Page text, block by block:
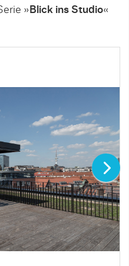
» Blick ins Studio«